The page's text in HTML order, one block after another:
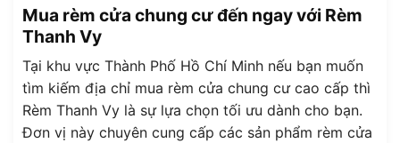
Mua rèm cửa chung cư đến ngay với Rèm
Thanh Vy
Tại khu vực Thành Phố Hồ Chí Minh nếu bạn muốn
tìm kiếm địa chỉ mua rèm cửa chung cư cao cấp thì
Rèm Thanh Vy là sự lựa chọn tối ưu dành cho bạn.
Đơn vị này chuyên cung cấp các sản phẩm rèm cửa